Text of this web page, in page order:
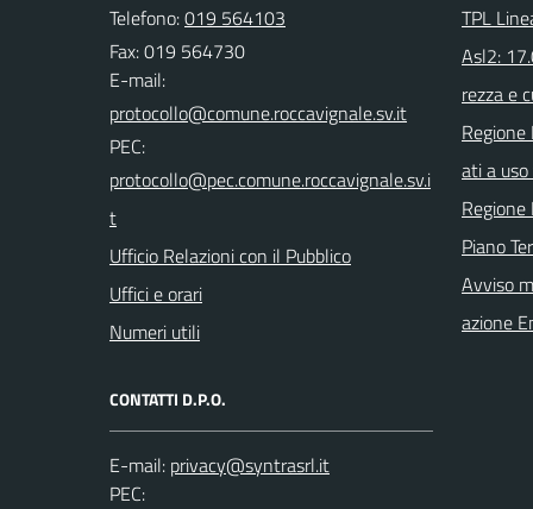
Telefono:019 564103
Fax: 019 564730
E-mail:
PEC:
Ufficio Relazioni con il Pubblico
Uffici e orari
Numeri utili
CONTATTI D.P.O.
E-mail:
PEC:
TPL
Asl2:
rezza e
ati a
Piano
Avviso
azione